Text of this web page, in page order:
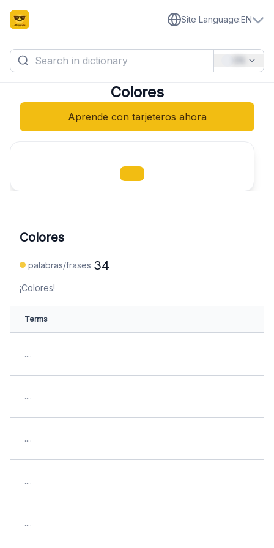
Site Language:EN
Colores
Aprende con tarjeteros ahora
Colores
palabras/frases 34
¡Colores!
Terms
....
....
....
....
....